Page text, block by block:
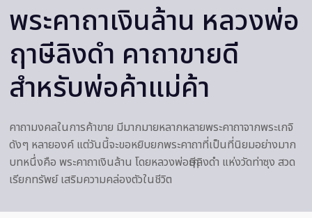
พระคาถาเงินล้าน หลวงพ่อ
ฤาษีลิงดำ คาถาขายดี
สำหรับพ่อค้าแม่ค้า
คาถามงคลในการค้าขาย มีมากมายหลากหลายพระคาถาจากพระเกจิ
ดังๆ หลายองค์ แต่วันนี้จะขอหยิบยกพระคาถาที่เป็นที่นิยมอย่างมาก
บทหนึ่งคือ พระคาถาเงินล้าน โดยหลวงพ่อฤๅษีลิงดำ แห่งวัดท่าซุง สวด
เรียกทรัพย์ เสริมความคล่องตัวในชีวิต